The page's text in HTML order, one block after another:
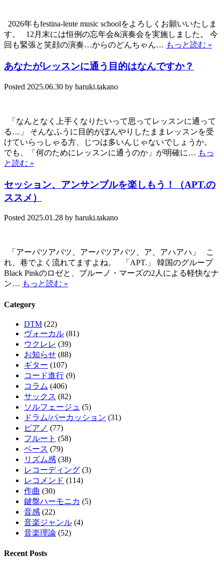
2026年もfestina-lente music schoolをよろしくお願いいたしま
す。 12月末には恒例の忘年会&演奏会を実施しました。 今
回も緊張と笑顔の演奏…からのどんちゃん… もっと読む »
あなたがレッスンに通う目的はなんですか？
Posted 2025.06.30 by haruki.takano
「なんとなく上手くなりたいって思ってレッスンに通って
る…」 そんなふうに目的がぼんやりしたままレッスンを受
けていらっしゃる方、じつは多いんじゃないでしょうか。
でも、「何のためにレッスンに通うのか」が明確に… もっ
と読む »
セッション、アンサンブルを楽しもう！（APT.の
ススメ）
Posted 2025.01.28 by haruki.takano
「アーパツアパツ、アーパツアパツ、ア、アハアハ」 こ
れ、巷でよく流れてますよね。 「APT.」 韓国のグループ
Black Pinkのロゼと、ブルーノ・マーズの2人による軽快なナ
ン… もっと読む »
Category
DTM (22)
ヴォーカル (81)
ウクレレ (39)
お知らせ (88)
ギター (107)
コード進行 (9)
コラム (406)
サックス (82)
ソルフェージュ (5)
ドラム/パーカッション (31)
ピアノ (77)
フルート (58)
ベース (79)
リズム感 (38)
レコーディング (3)
レコメンド (114)
作曲 (30)
鍵盤ハーモニカ (5)
音感 (22)
音楽ジャンル (4)
音楽理論 (52)
Recent Posts